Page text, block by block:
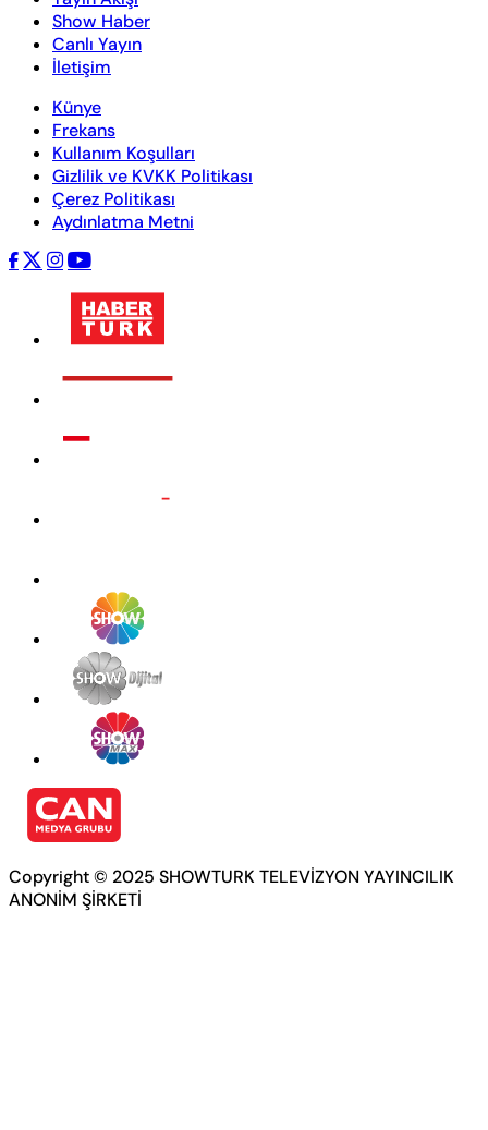
Show Haber
Canlı Yayın
İletişim
Künye
Frekans
Kullanım Koşulları
Gizlilik ve KVKK Politikası
Çerez Politikası
Aydınlatma Metni
Copyright © 2025 SHOWTURK TELEVİZYON YAYINCILIK
ANONİM ŞİRKETİ